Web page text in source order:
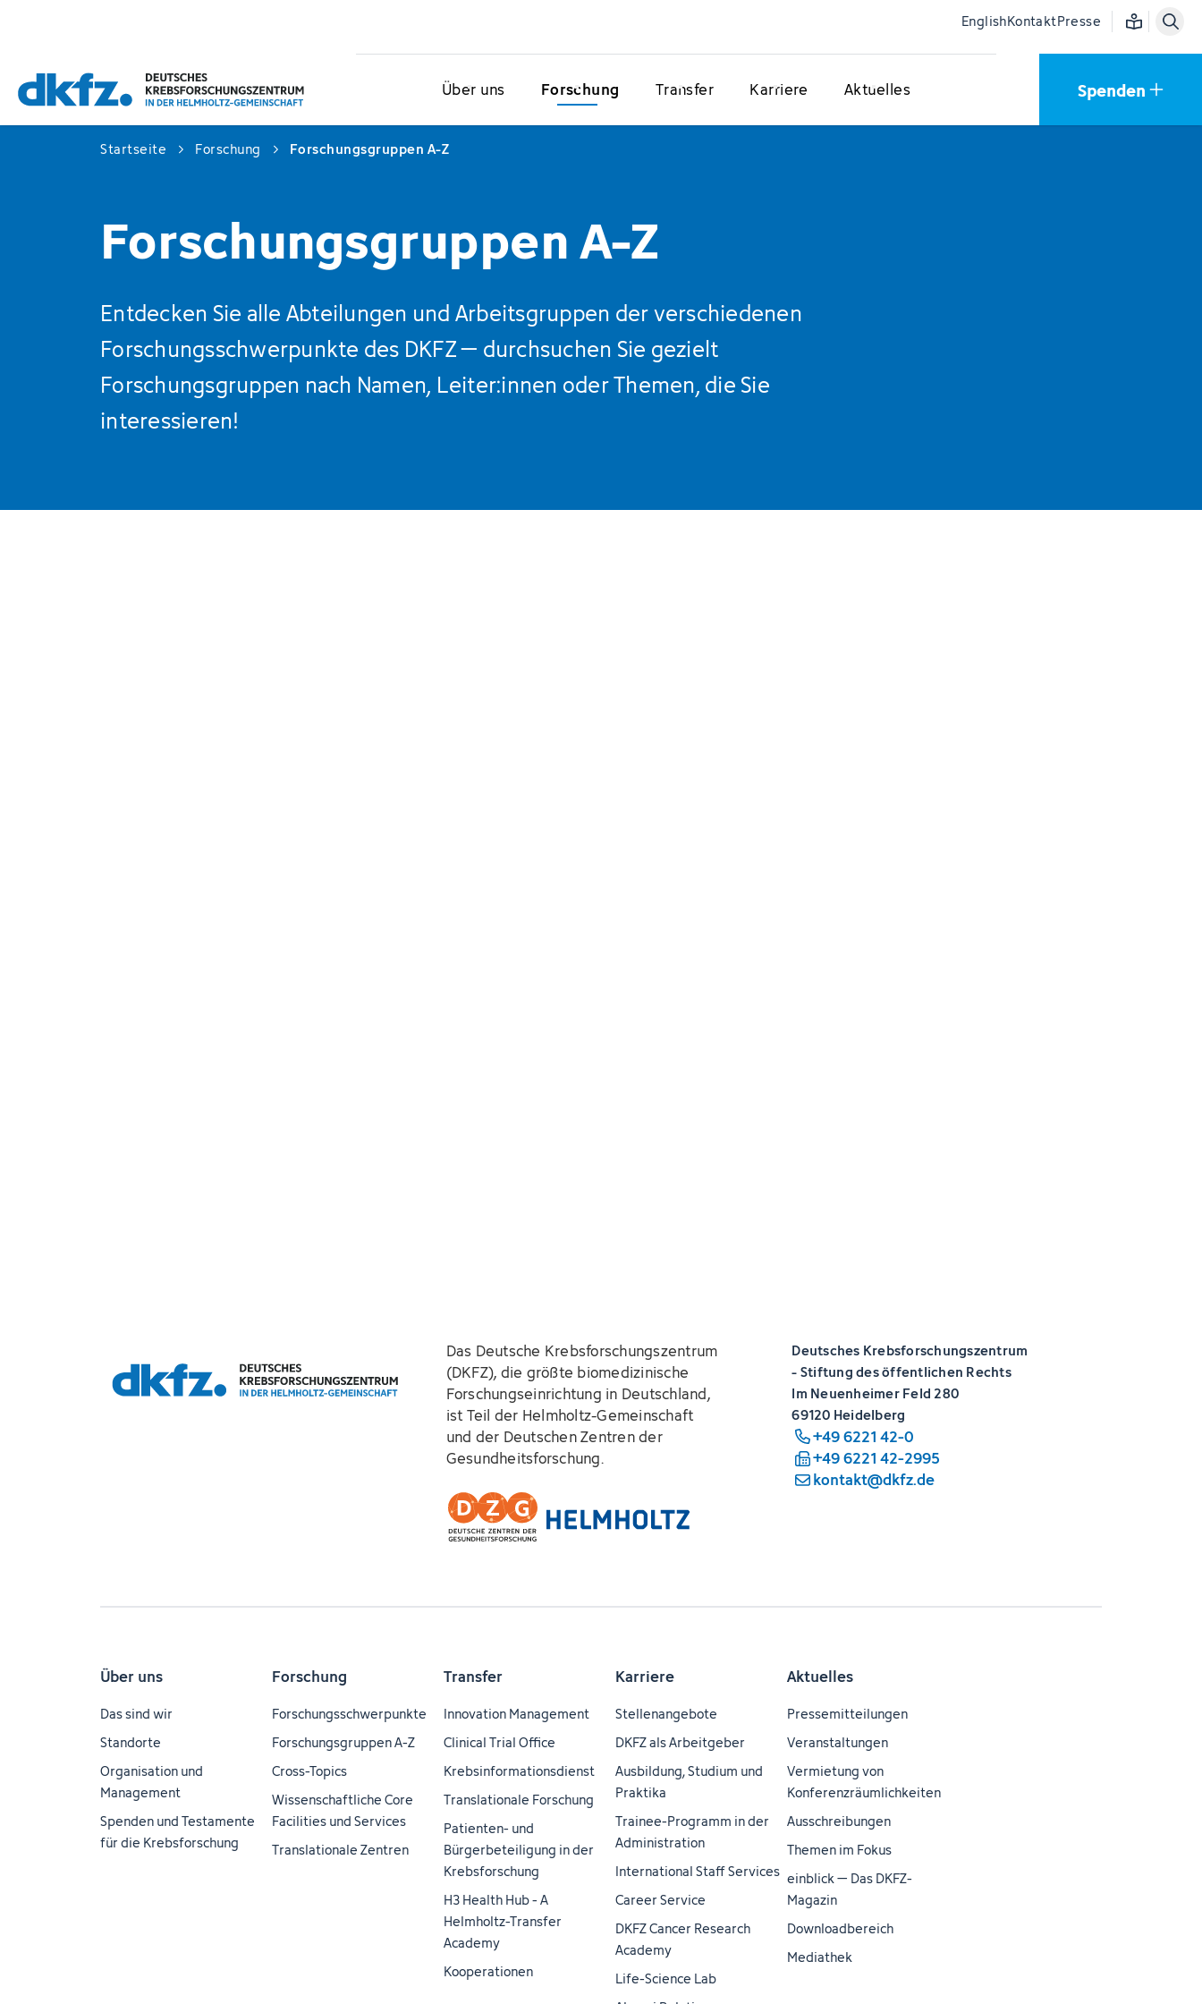
EnglishKontaktPresse Einfache
Über uns Forschung Transfer Karriere Aktuelles Spenden
Startseite Forschung Forschungsgruppen A-Z
Forschungsgruppen A-Z
Entdecken Sie alle Abteilungen und Arbeitsgruppen der verschiedenen
Forschungsschwerpunkte des DKFZ – durchsuchen Sie gezielt
Forschungsgruppen nach Namen, Leiter:innen oder Themen, die Sie
interessieren!
Das Deutsche Krebsforschungszentrum
(DKFZ), die größte biomedizinische
Forschungseinrichtung in Deutschland,
ist Teil der Helmholtz-Gemeinschaft
und der Deutschen Zentren der
Gesundheitsforschung.
Deutsches Krebsforschungszentrum
- Stiftung des öffentlichen Rechts
Im Neuenheimer Feld 280
69120 Heidelberg
+49 6221 42-0
+49 6221 42-2995
kontakt@dkfz.de
Über uns
Das sind wir
Standorte
Organisation und
Management
Spenden und Testamente
für die Krebsforschung
Forschung
Forschungsschwerpunkte
Forschungsgruppen A-Z
Cross-Topics
Wissenschaftliche Core
Facilities und Services
Translationale Zentren
Transfer
Innovation Management
Clinical Trial Office
Krebsinformationsdienst
Translationale Forschung
Patienten- und
Bürgerbeteiligung in der
Krebsforschung
H3 Health Hub - A
Helmholtz-Transfer
Academy
Kooperationen
Karriere
Stellenangebote
DKFZ als Arbeitgeber
Ausbildung, Studium und
Praktika
Trainee-Programm in der
Administration
International Staff Services
Career Service
DKFZ Cancer Research
Academy
Life-Science Lab
Aktuelles
Pressemitteilungen
Veranstaltungen
Vermietung von
Konferenzräumlichkeiten
Ausschreibungen
Themen im Fokus
einblick – Das DKFZ-
Magazin
Downloadbereich
Mediathek